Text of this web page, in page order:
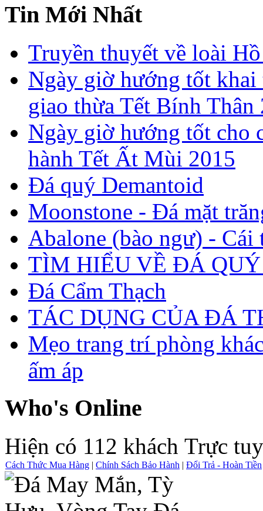
Tin Mới Nhất
Truyền thuyết về loài
Ngày giờ hướng tốt
giao thừa Tết Bính Thân
Ngày giờ hướng tốt cho
hành Tết Ất Mùi 2015
Đá quý Demantoid
Moonstone - Đá mặt
Abalone (bào ngư) - Cái
TÌM HIỂU VỀ ĐÁ QUÝ
Đá Cẩm Thạch
TÁC DỤNG CỦA ĐÁ
Mẹo trang trí phòng
ấm áp
Who's Online
Hiện có 112 khách Trực
Cách Thức Mua Hàng | Chính Sách Bảo Hành | Đổi Trả - Hoàn Tiền